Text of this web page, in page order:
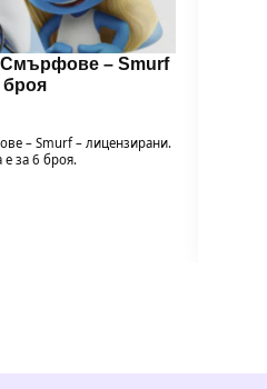
– Smurf
броя
– Smurf – лицензирани.
е за 6 броя.